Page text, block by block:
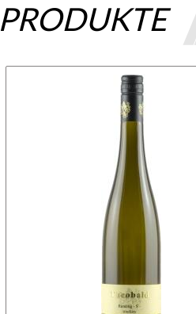
PRODUKTE